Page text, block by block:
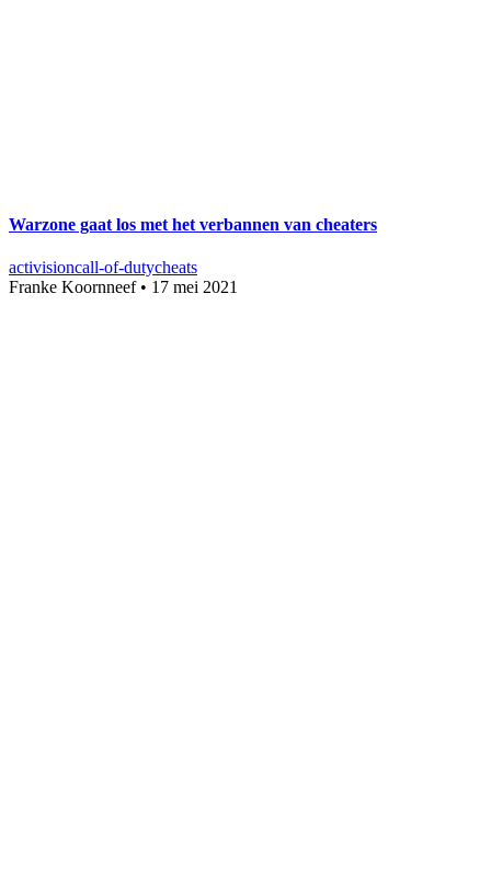
Warzone gaat los met het verbannen van cheaters
activisioncall-of-dutycheats
Franke Koornneef• 17 mei 2021